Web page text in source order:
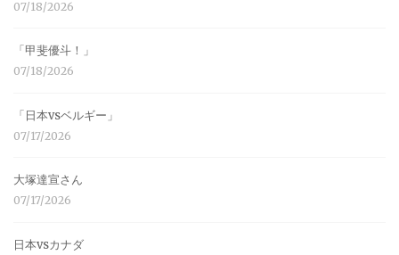
07/18/2026
「甲斐優斗！」
07/18/2026
「日本vsベルギー」
07/17/2026
大塚達宣さん
07/17/2026
日本vsカナダ